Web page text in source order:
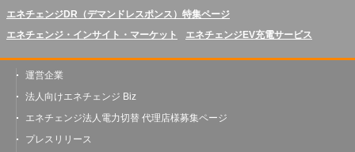
エネチェンジDR（デマンドレスポンス）特集ページ
エネチェンジ・インサイト・マーケット
エネチェンジEV充電サービス
運営企業
法人向けエネチェンジ Biz
エネチェンジ法人電力切替 代理店様募集ページ
プレスリリース